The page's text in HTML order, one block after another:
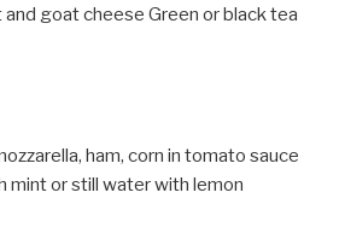
goat cheese Green or black tea
ham, corn in tomato sauce
mint or still water with lemon